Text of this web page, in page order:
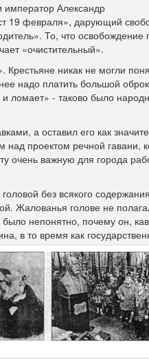
Александр
19 февраля», дарующий
То, что
«очистительный».
никак не могли
надо платить большой
ломает» - таково было
а оставил его как
проектом речной гавани,
очень важную для города
без всякого
Жалованья голове не
непонятно, почему он,
в то время как